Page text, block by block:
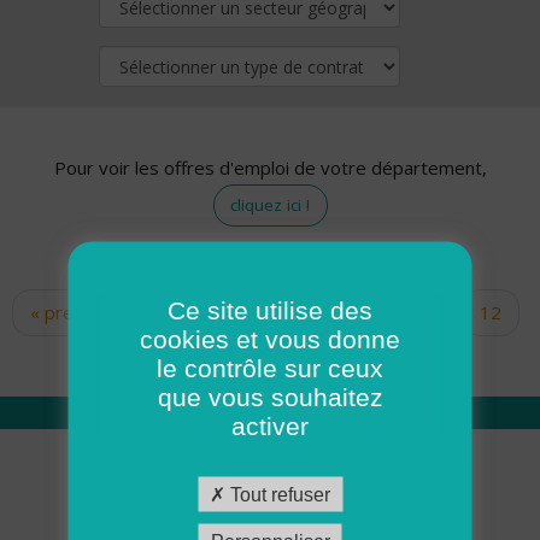
Pour voir les offres d'emploi de votre département,
cliquez ici !
Pages
« premier ‹ précédent … 10
12
14 15 16 17
Qui sommes nous
Académie ADMR
Ce site utilise des
cookies et vous donne
le contrôle sur ceux
que vous souhaitez
activer
Tout refuser